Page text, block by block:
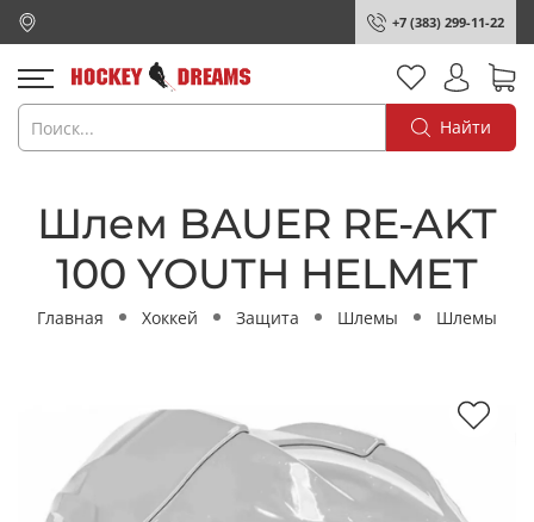
+7 (383) 299-11-22
Найти
Шлем BAUER RE-AKT
100 YOUTH HELMET
Главная Хоккей Защита Шлемы Шлемы